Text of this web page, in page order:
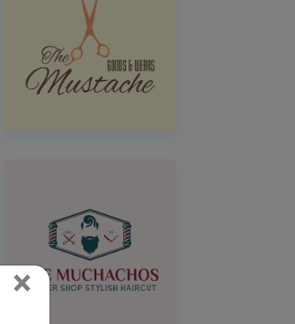
× Close